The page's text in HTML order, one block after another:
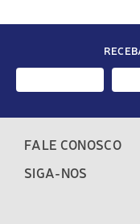
FALE CONOSCO
SIGA-NOS